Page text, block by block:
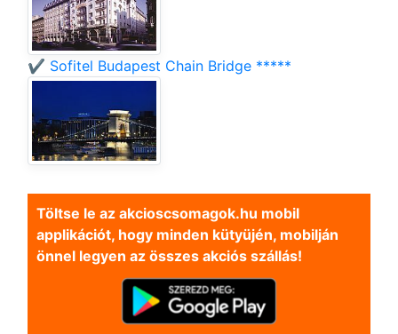
✔️ Sofitel Budapest Chain Bridge *****
Töltse le az akcioscsomagok.hu mobil
applikációt, hogy minden kütyüjén, mobilján
önnel legyen az összes akciós szállás!